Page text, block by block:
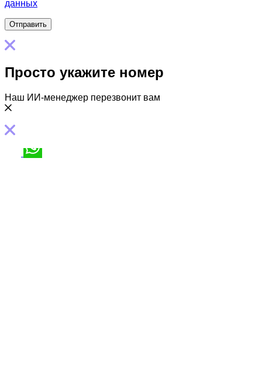
данных
Просто укажите номер
Наш ИИ-менеджер перезвонит вам